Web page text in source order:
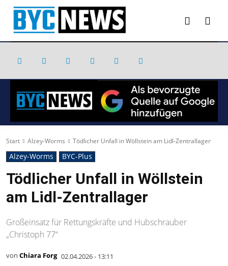
Start Alzey-Worms Tödlicher Unfall in Wöllstein am Lidl-Zentrallager
Alzey-Worms BYC-Plus
Tödlicher Unfall in Wöllstein
am Lidl-Zentrallager
Großeinsatz für Rettungskräfte und Hubschrauber
„Christoph 77“
von Chiara Forg 02.04.2026 - 13:11